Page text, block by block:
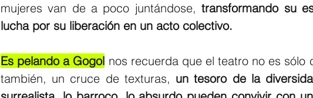
mujeres van de a poco juntándose, transformando su
lucha por su liberación en un acto colectivo.
Es pelando a Gogol nos recuerda que el teatro no es sólo
también, un cruce de texturas, un tesoro de la